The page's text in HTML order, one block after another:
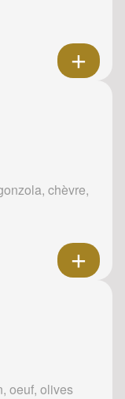
chèvre,
oeuf, olives